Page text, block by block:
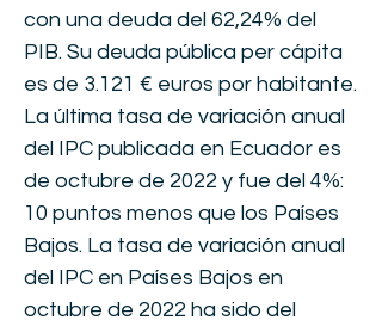
con una deuda del 62,24% del
PIB. Su deuda pública per cápita
es de 3.121 € euros por habitante.
La última tasa de variación anual
del IPC publicada en Ecuador es
de octubre de 2022 y fue del 4%:
10 puntos menos que los Países
Bajos. La tasa de variación anual
del IPC en Países Bajos en
octubre de 2022 ha sido del